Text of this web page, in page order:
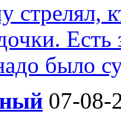
стрелял,
было
07-08-